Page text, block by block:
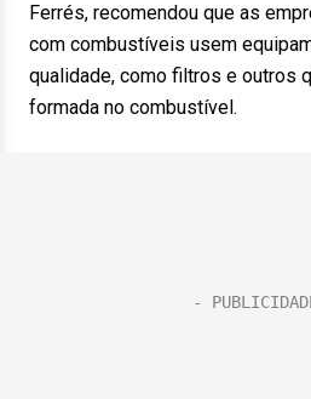
Ferrés, recomendou que as
com combustíveis usem
qualidade, como filtros e outros
formada no combustível.